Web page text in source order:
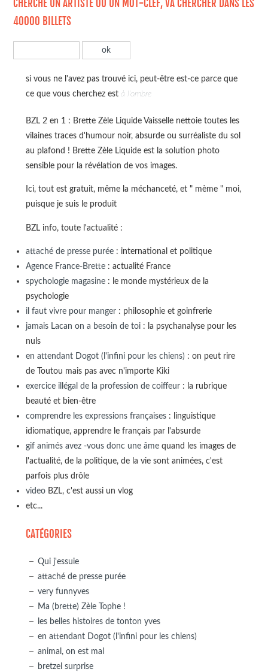
CHERCHE UN ARTISTE OU UN MOT-CLEF, VA CHERCHER DANS LES
40000 BILLETS
si vous ne l'avez pas trouvé ici, peut-être est-ce parce que
ce que vous cherchez est à l'ombre
BZL 2 en 1 : Brette Zèle Liquide Vaisselle nettoie toutes les
vilaines traces d'humour noir, absurde ou surréaliste du sol
au plafond ! Brette Zèle Liquide est la solution photo
sensible pour la révélation de vos images.
Ici, tout est gratuit, même la méchanceté, et " mème " moi,
puisque je suis le produit
BZL info, toute l'actualité :
attaché de presse purée: international et politique
Agence France-Brette: actualité France
spychologie magasine: le monde mystérieux de la
psychologie
il faut vivre pour manger: philosophie et goinfrerie
jamais Lacan on a besoin de toi: la psychanalyse pour les
nuls
en attendant Dogot (l'infini pour les chiens): on peut rire
de Toutou mais pas avec n'importe Kiki
exercice illégal de la profession de coiffeur: la rubrique
beauté et bien-être
comprendre les expressions françaises: linguistique
idiomatique, apprendre le français par l'absurde
gif animés avez -vous donc une âmequand les images de
l'actualité, de la politique, de la vie sont animées, c'est
parfois plus drôle
videoBZL, c'est aussi un vlog
etc...
CATÉGORIES
Qui j'essuie
attaché de presse purée
very funnyves
Ma (brette) Zèle Tophe !
les belles histoires de tonton yves
en attendant Dogot (l'infini pour les chiens)
animal, on est mal
bretzel surprise